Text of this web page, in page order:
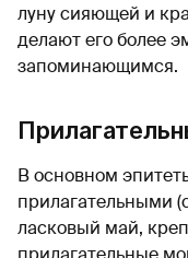
луну сияющей и
делают его более
запоминающимся.
В основном
прилагательными
ласковый май,